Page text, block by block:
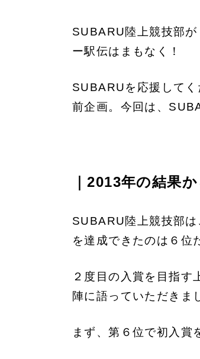
SUBARU陸上競技部
ー駅伝はまもなく！
SUBARUを応援して
前企画。今回は、
｜2013年の結果
SUBARU陸上競技部
を達成できたのは６位
２度目の入賞を目指
陣に語っていただきま
まず、第６位で初入賞